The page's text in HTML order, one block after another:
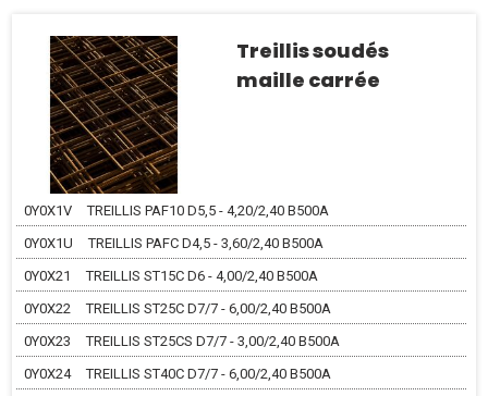
Treillis soudés
maille carrée
0Y0X1V
TREILLIS PAF10 D5,5 - 4,20/2,40 B500A
0Y0X1U
TREILLIS PAFC D4,5 - 3,60/2,40 B500A
0Y0X21
TREILLIS ST15C D6 - 4,00/2,40 B500A
0Y0X22
TREILLIS ST25C D7/7 - 6,00/2,40 B500A
0Y0X23
TREILLIS ST25CS D7/7 - 3,00/2,40 B500A
0Y0X24
TREILLIS ST40C D7/7 - 6,00/2,40 B500A